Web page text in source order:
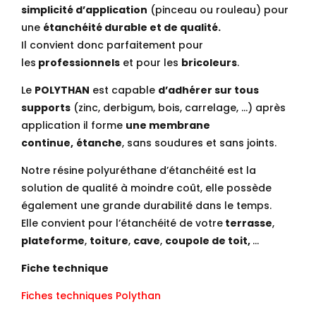
simplicité d’application (pinceau ou rouleau) pour
une étanchéité durable et de qualité.
Il convient donc parfaitement pour
les professionnels et pour les bricoleurs.
Le POLYTHAN est capable d’adhérer sur tous
supports (zinc, derbigum, bois, carrelage, …) après
application il forme une membrane
continue, étanche, sans soudures et sans joints.
Notre résine polyuréthane d’étanchéité est la
solution de qualité à moindre coût, elle possède
également une grande durabilité dans le temps.
Elle convient pour l’étanchéité de votre terrasse,
plateforme, toiture, cave, coupole de toit, …
Fiche technique
Fiches techniques Polythan